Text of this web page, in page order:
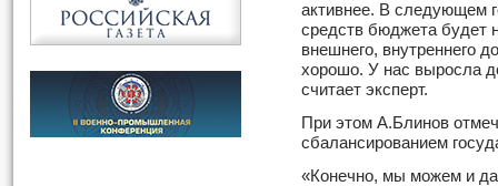
активнее. В следующем
средств бюджета будет
внешнего, внутреннего
хорошо. У нас выросла
считает эксперт.
При этом А.Блинов
сбалансированием
«Конечно, мы можем и